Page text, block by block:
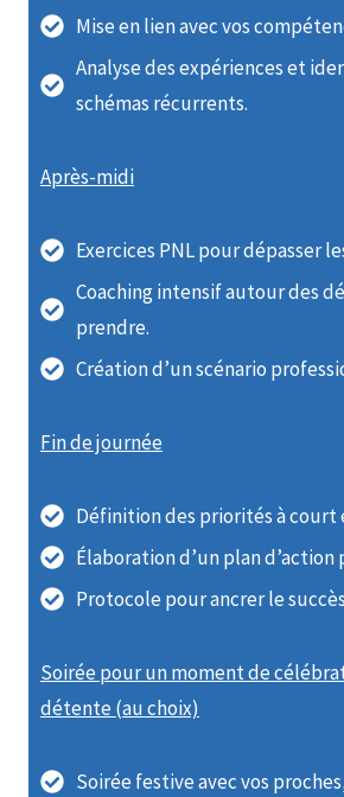
Mise en lien avec vos
Analyse des expériences et
schémas récurrents.
Après-midi
Exercices PNL pour dépasser
Coaching intensif autour des
prendre.
Création d’un scénario
Fin de journée
Définition des priorités à court
Élaboration d’un plan d’action
Protocole pour ancrer le
Soirée pour un moment de
détente (au choix)
Soirée festive avec vos